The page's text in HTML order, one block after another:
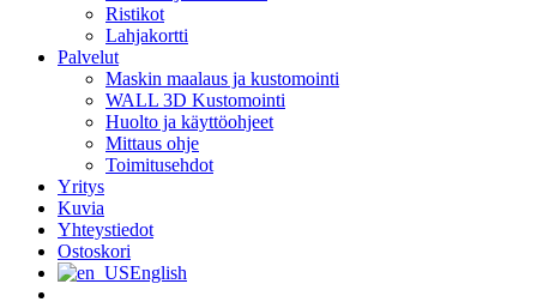
Ristikot
Lahjakortti
Palvelut
Maskin maalaus ja kustomointi
WALL 3D Kustomointi
Huolto ja käyttöohjeet
Mittaus ohje
Toimitusehdot
Yritys
Kuvia
Yhteystiedot
Ostoskori
English